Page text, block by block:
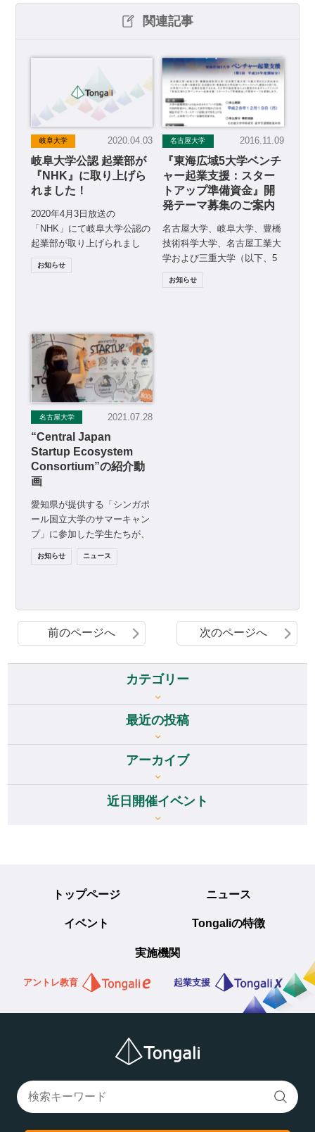
関連記事
岐阜大学 2020.04.03
岐阜大学公認 起業部が
『NHK』に取り上げら
れました！
2020年4月3日放送の
「NHK」にて岐阜大学公認の
起業部が取り上げられまし
た。 ■タイトル：岐阜大学 部
活動の「起業部」創設 ■ […]
お知らせ
名古屋大学 2016.11.09
『東海広域5大学ベンチ
ャー起業支援：スター
トアップ準備資金』開
発テーマ募集のご案内
名古屋大学、岐阜大学、豊橋
技術科学大学、名古屋工業大
学および三重大学（以下、5
大学）と日本ベンチャーキャ
ピタル株式会社は、5大学に
お知らせ
名古屋大学 2021.07.28
“Central Japan
Startup Ecosystem
Consortium”の紹介動
画
愛知県が提供する「シンガポ
ール国立大学のサマーキャン
プ」に参加した学生たちが、
Central Japan Startup Ecos
[…]
お知らせ ニュース
前のページへ 次のページへ
カテゴリー
最近の投稿
アーカイブ
近日開催イベント
トップページ ニュース
イベント Tongaliの特徴
実施機関
アントレ教育 起業支援